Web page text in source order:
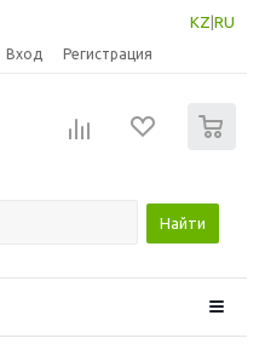
KZ RU
Вход Регистрация
Найти